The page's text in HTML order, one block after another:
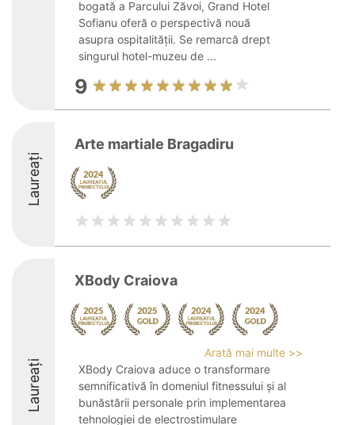
bogată a Parcului Zăvoi, Grand Hotel
Sofianu oferă o perspectivă nouă
asupra ospitalității. Se remarcă drept
singurul hotel-muzeu de ...
9
Laureați
Arte martiale Bragadiru
Laureați
XBody Craiova
Arată mai multe >>
XBody Craiova aduce o transformare
semnificativă în domeniul fitnessului și al
bunăstării personale prin implementarea
tehnologiei de electrostimulare